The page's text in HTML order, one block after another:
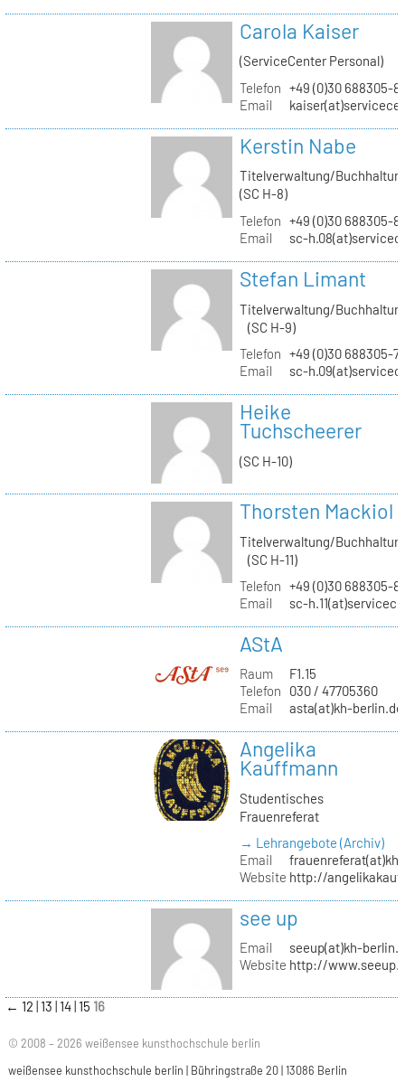
Carola Kaiser
(ServiceCenter Personal)
Telefon +49 (0)30 688305-
Email
Kerstin Nabe
Titelverwaltung/
(SC H-8)
Telefon +49 (0)30 688305-
Email
sc-
Stefan Limant
Titelverwaltung/
(SC H-9)
Telefon +49 (0)30 688305-
Email
sc-
Heike
Tuchscheerer
(SC H-10)
Thorsten Mackiol
Titelverwaltung/
(SC H-11)
Telefon +49 (0)30 688305-
Email
sc-
AStA
Raum
F1.15
Telefon
030 / 47705360
Email
asta(at)kh-berlin.de
Angelika
Kauffmann
Studentisches
Frauenreferat
→ Lehrangebote (Archiv)
Email
Website http://
see up
Email
seeup(at)kh-
Website http://
← 12 13 14 15 16
© 2008 – 2026 weißensee kunsthochschule berlin
weißensee kunsthochschule berlin | Bühringstraße 20 | 13086 Berlin